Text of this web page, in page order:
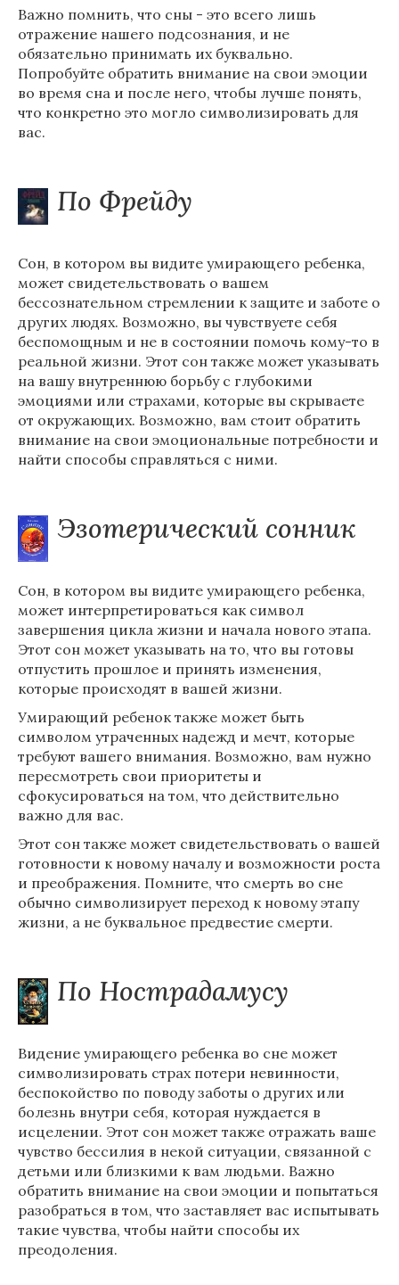
Важно помнить, что сны - это всего лишь
отражение нашего подсознания, и не
обязательно принимать их буквально.
Попробуйте обратить внимание на свои эмоции
во время сна и после него, чтобы лучше понять,
что конкретно это могло символизировать для
вас.
По Фрейду
Сон, в котором вы видите умирающего ребенка,
может свидетельствовать о вашем
бессознательном стремлении к защите и заботе о
других людях. Возможно, вы чувствуете себя
беспомощным и не в состоянии помочь кому-то в
реальной жизни. Этот сон также может указывать
на вашу внутреннюю борьбу с глубокими
эмоциями или страхами, которые вы скрываете
от окружающих. Возможно, вам стоит обратить
внимание на свои эмоциональные потребности и
найти способы справляться с ними.
Эзотерический сонник
Сон, в котором вы видите умирающего ребенка,
может интерпретироваться как символ
завершения цикла жизни и начала нового этапа.
Этот сон может указывать на то, что вы готовы
отпустить прошлое и принять изменения,
которые происходят в вашей жизни.
Умирающий ребенок также может быть
символом утраченных надежд и мечт, которые
требуют вашего внимания. Возможно, вам нужно
пересмотреть свои приоритеты и
сфокусироваться на том, что действительно
важно для вас.
Этот сон также может свидетельствовать о вашей
готовности к новому началу и возможности роста
и преображения. Помните, что смерть во сне
обычно символизирует переход к новому этапу
жизни, а не буквальное предвестие смерти.
По Нострадамусу
Видение умирающего ребенка во сне может
символизировать страх потери невинности,
беспокойство по поводу заботы о других или
болезнь внутри себя, которая нуждается в
исцелении. Этот сон может также отражать ваше
чувство бессилия в некой ситуации, связанной с
детьми или близкими к вам людьми. Важно
обратить внимание на свои эмоции и попытаться
разобраться в том, что заставляет вас испытывать
такие чувства, чтобы найти способы их
преодоления.